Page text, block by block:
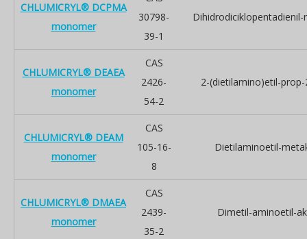
CHLUMICRYL® DCPMA
monomer
30798-
39-1
CHLUMICRYL® DEAEA
monomer
CAS
2426-
54-2
2-(dietilamino)etil-
CHLUMICRYL® DEAM
monomer
CAS
105-16-
8
Dietilaminoetil-
CHLUMICRYL® DMAEA
monomer
CAS
2439-
35-2
Dimetil-aminoetil-